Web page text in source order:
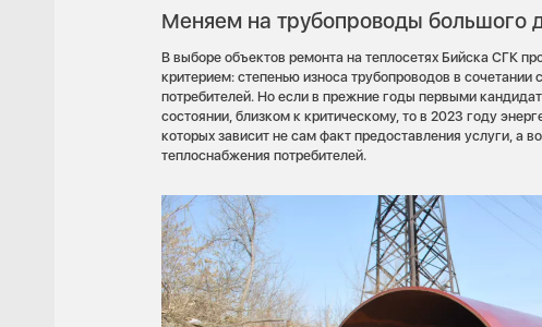
Меняем на трубопроводы большого
В выборе объектов ремонта на теплосетях Бийска СГК
критерием: степенью износа трубопроводов в сочетании
потребителей. Но если в прежние годы первыми
состоянии, близком к критическому, то в 2023 году
которых зависит не сам факт предоставления услуги, а
теплоснабжения потребителей.